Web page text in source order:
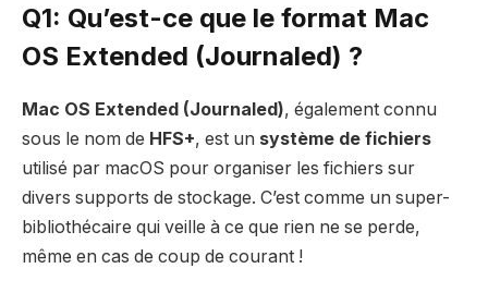
Q1: Qu’est-ce que le format Mac
OS Extended (Journaled) ?
Mac OS Extended (Journaled), également connu
sous le nom de HFS+, est un système de fichiers
utilisé par macOS pour organiser les fichiers sur
divers supports de stockage. C’est comme un super-
bibliothécaire qui veille à ce que rien ne se perde,
même en cas de coup de courant !